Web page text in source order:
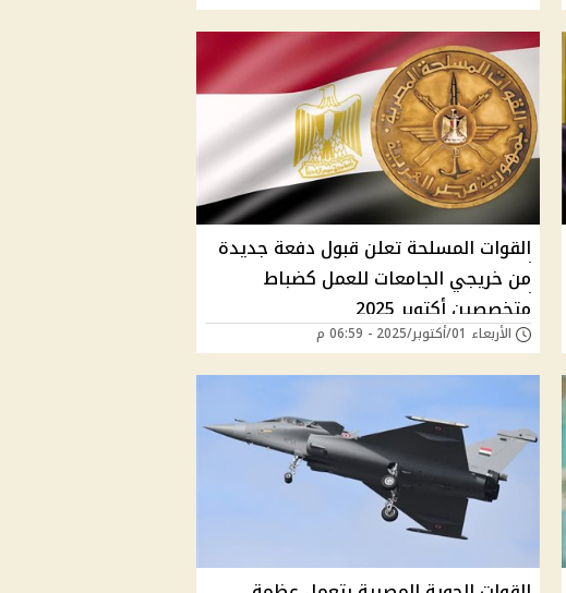
القوات المسلحة تعلن قبول دفعة جديدة
من خريجي الجامعات للعمل كضباط
متخصصين أكتوبر 2025
الأربعاء 01/أكتوبر/2025 - 06:59 م